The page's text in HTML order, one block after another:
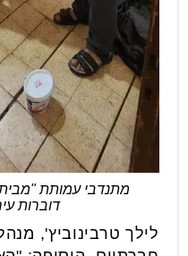
מתנדבי עמותת "מבית
דוברות
לילך טרבינוביץ',